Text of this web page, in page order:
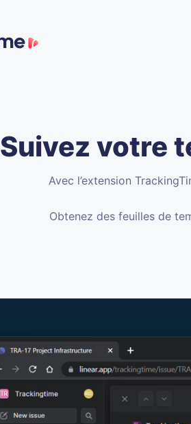
Suivez votre
Avec l’extension
Obtenez des feuilles de